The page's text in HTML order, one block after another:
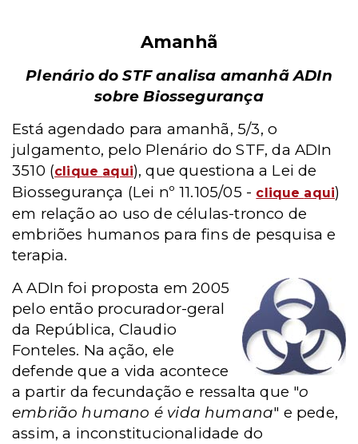
Amanhã
Plenário do STF analisa amanhã ADIn
sobre Biossegurança
Está agendado para amanhã, 5/3, o
julgamento, pelo Plenário do STF, da ADIn
3510 (clique aqui), que questiona a Lei de
Biossegurança (Lei nº 11.105/05 - clique aqui)
em relação ao uso de células-tronco de
embriões humanos para fins de pesquisa e
terapia.
A ADIn foi proposta em 2005
pelo então procurador-geral
da República, Claudio
Fonteles. Na ação, ele
defende que a vida acontece
a partir da fecundação e ressalta que "o
embrião humano é vida humana" e pede,
assim, a inconstitucionalidade do